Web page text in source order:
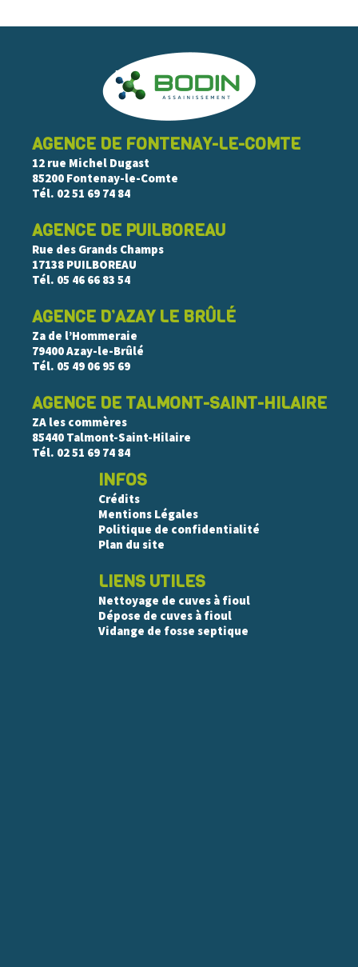
AGENCE DE FONTENAY-LE-COMTE
12 rue Michel Dugast
85200 Fontenay-le-Comte
Tél. 02 51 69 74 84
AGENCE DE PUILBOREAU
Rue des Grands Champs
17138 PUILBOREAU
Tél. 05 46 66 83 54
AGENCE D’AZAY LE BRÛLÉ
Za de l’Hommeraie
79400 Azay-le-Brûlé
Tél. 05 49 06 95 69
AGENCE DE TALMONT-SAINT-HILAIRE
ZA les commères
85440 Talmont-Saint-Hilaire
Tél. 02 51 69 74 84
INFOS
Crédits
Mentions Légales
Politique de confidentialité
Plan du site
LIENS UTILES
Nettoyage de cuves à fioul
Dépose de cuves à fioul
Vidange de fosse septique